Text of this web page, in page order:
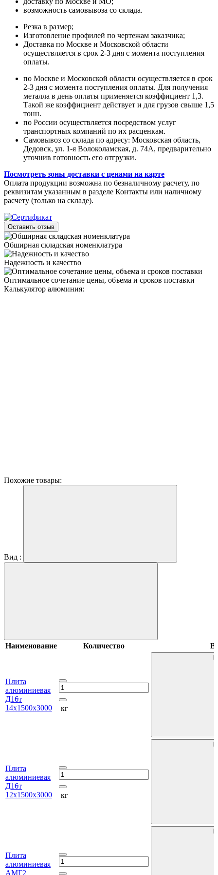
возможность самовывоза со склада.
Резка в размер;
Изготовление профилей по чертежам заказчика;
Доставка по Москве и Московской области
осуществляется в срок 2-3 дня с момента поступления
оплаты.
по Москве и Московской области осуществляется в срок
2-3 дня с момента поступления оплаты. Для получения
металла в день оплаты применяется коэффициент 1,3.
Такой же коэффициент действует и для грузов свыше 1,5
тонн.
по России осуществляется посредством услуг
транспортных компаний по их расценкам.
Самовывоз со склада по адресу: Московская область,
Дедовск, ул. 1-я Волоколамская, д. 74А, предварительно
уточнив готовность его отгрузки.
Посмотреть зоны доставки с ценами на карте
Оплата продукции возможна по безналичному расчету, по
реквизитам указанным в разделе Контакты или наличному
расчету (только на складе).
Оставить отзыв
Обширная складская номенклатура
Надежность и качество
Оптимальное сочетание цены, объема и сроков поставки
Калькулятор алюминия:
Похожие товары:
Вид :
Наименование Количество В
Плита
алюминиевая
Д16т
14х1500х3000
кг
Плита
алюминиевая
Д16т
12х1500х3000
кг
Плита
алюминиевая
АМГ2